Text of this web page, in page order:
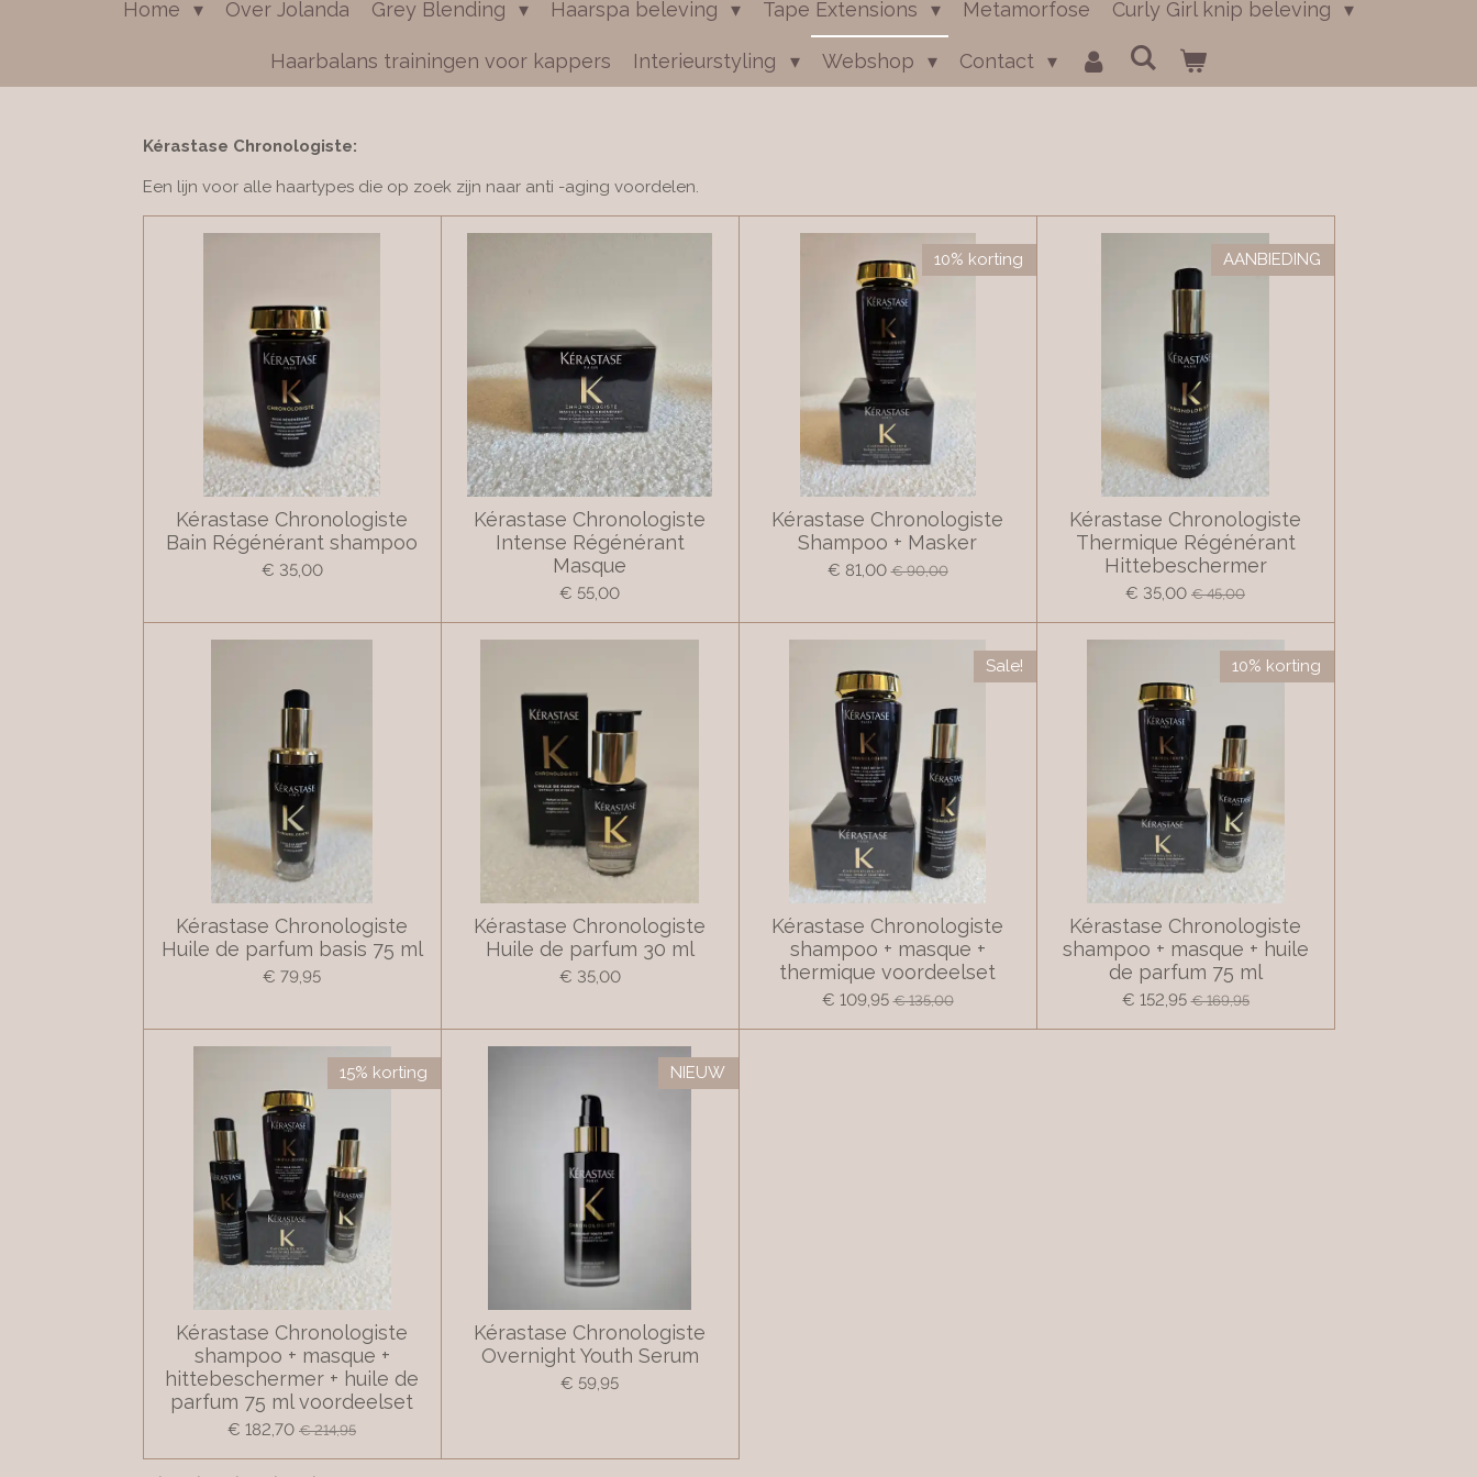
Home Over Jolanda Grey Blending Haarspa beleving Tape Extensions Metamorfose Curly Girl knip beleving
Haarbalans trainingen voor kappers Interieurstyling Webshop Contact
Kérastase Chronologiste:
Een lijn voor alle haartypes die op zoek zijn naar anti -aging voordelen.
Kérastase Chronologiste
Bain Régénérant shampoo
€ 35,00
Kérastase Chronologiste
Intense Régénérant
Masque
€ 55,00
10% korting
Kérastase Chronologiste
Shampoo + Masker
€ 81,00 € 90,00
AANBIEDING
Kérastase Chronologiste
Thermique Régénérant
Hittebeschermer
€ 35,00 € 45,00
Kérastase Chronologiste
Huile de parfum basis 75 ml
€ 79,95
Kérastase Chronologiste
Huile de parfum 30 ml
€ 35,00
Sale!
Kérastase Chronologiste
shampoo + masque +
thermique voordeelset
€ 109,95 € 135,00
10% korting
Kérastase Chronologiste
shampoo + masque + huile
de parfum 75 ml
€ 152,95 € 169,95
15% korting
Kérastase Chronologiste
shampoo + masque +
hittebeschermer + huile de
parfum 75 ml voordeelset
€ 182,70 € 214,95
NIEUW
Kérastase Chronologiste
Overnight Youth Serum
€ 59,95